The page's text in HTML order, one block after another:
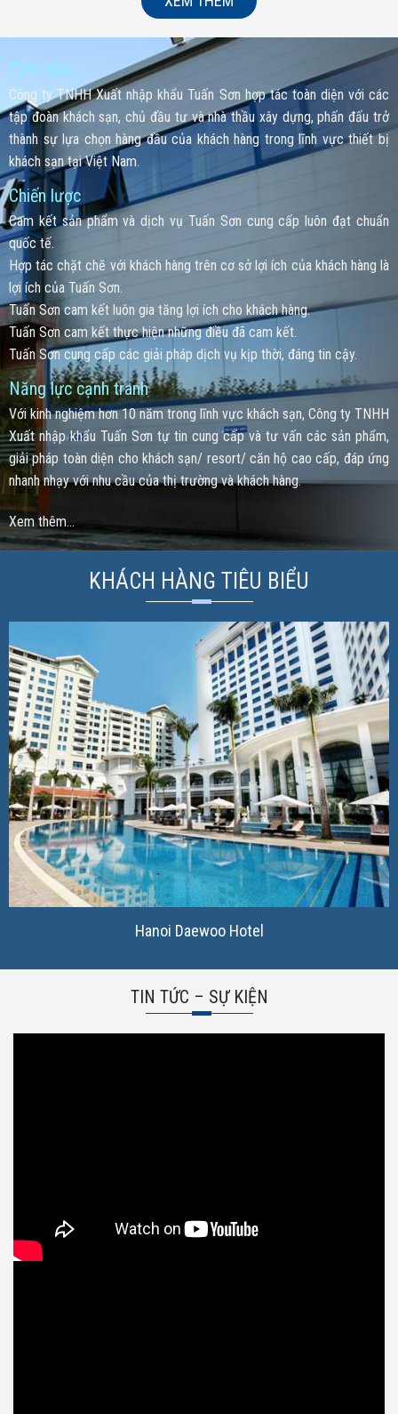
Tầm nhìn
Công ty TNHH Xuất nhập khẩu Tuấn Sơn hợp tác toàn diện với các
tập đoàn khách sạn, chủ đầu tư và nhà thầu xây dựng, phấn đấu trở
thành sự lựa chọn hàng đầu của khách hàng trong lĩnh vực thiết bị
khách sạn tại Việt Nam.
Chiến lược
Cam kết sản phẩm và dịch vụ Tuấn Sơn cung cấp luôn đạt chuẩn
quốc tế.
Hợp tác chặt chẽ với khách hàng trên cơ sở lợi ích của khách hàng là
lợi ích của Tuấn Sơn.
Tuấn Sơn cam kết luôn gia tăng lợi ích cho khách hàng.
Tuấn Sơn cam kết thực hiện những điều đã cam kết.
Tuấn Sơn cung cấp các giải pháp dịch vụ kịp thời, đáng tin cậy.
Năng lực cạnh tranh
Với kinh nghiệm hơn 10 năm trong lĩnh vực khách sạn, Công ty TNHH
Xuất nhập khẩu Tuấn Sơn tự tin cung cấp và tư vấn các sản phẩm,
giải pháp toàn diện cho khách sạn/ resort/ căn hộ cao cấp, đáp ứng
nhanh nhạy với nhu cầu của thị trường và khách hàng.
Xem thêm…
KHÁCH HÀNG TIÊU BIỂU
Hanoi Daewoo Hotel
TIN TỨC – SỰ KIỆN